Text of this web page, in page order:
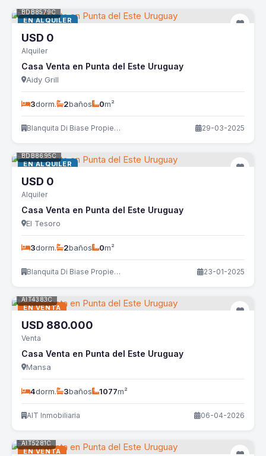
EN ALQUILER
BDB8579C
USD 0
Alquiler
Casa Venta en Punta del Este Uruguay
Aidy Grill
3dorm. 2baños 0m²
Blanquita Di Biase Propiedades 29-03-2025
EN ALQUILER
BDB8695C
USD 0
Alquiler
Casa Venta en Punta del Este Uruguay
El Tesoro
3dorm. 2baños 0m²
Blanquita Di Biase Propiedades 23-01-2025
EN VENTA
AIT4383C
USD 880.000
Venta
Casa Venta en Punta del Este Uruguay
Mansa
4dorm. 3baños 1077m²
AIT Inmobiliaria 06-04-2026
EN VENTA
AIT5281C